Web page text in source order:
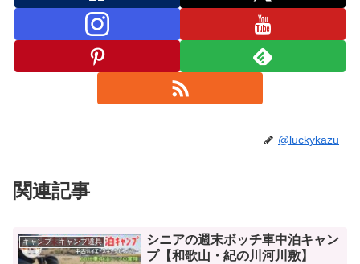
@luckykazu
関連記事
キャンプ・キャンプ道具
シニアの週末ボッチ車中泊キャン
プ【和歌山・紀の川河川敷】